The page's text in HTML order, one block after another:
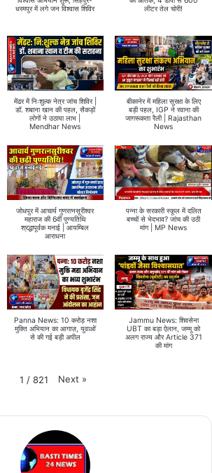
धरमपुर में लगे जन विश्वास शिविर
लीटर तेल चोरी!
मेंढर में निःशुल्क नेत्र जांच शिविर |
डॉ. शबाना खान की पहल, सैकड़ों
लोगों ने उठाया लाभ |
Mendhar News
बीकानेर में महिला सुरक्षा के लिए
बड़ी पहल, IGP ने रवाना की
जागरूकता रैली | Rajasthan
News
जोधपुर में आचार्य गुणरत्नसूरीश्वर
महाराज की 6वीं पुण्यतिथि
श्रद्धापूर्वक मनाई | आयम्बिल
आराधना
पन्ना के सरकारी स्कूल में दलित
बच्चों से भेदभाव? जांच की उठी
मांग | MP News
Panna News: 10 करोड़ नशा
मुक्ति अभियान का आगाज़, युवाओं
से की गई बड़ी अपील
Jammu News: शिवसेना
UBT का बड़ा ऐलान, जम्मू को
अलग राज्य और Article 371
की मांग
1 / 821 Next »